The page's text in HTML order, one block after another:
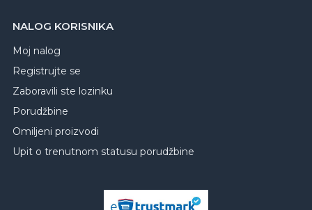
NALOG KORISNIKA
Moj nalog
Registrujte se
Zaboravili ste lozinku
Porudžbine
Omiljeni proizvodi
Upit o trenutnom statusu porudžbine